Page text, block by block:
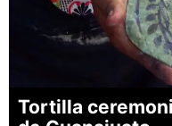
Tortilla